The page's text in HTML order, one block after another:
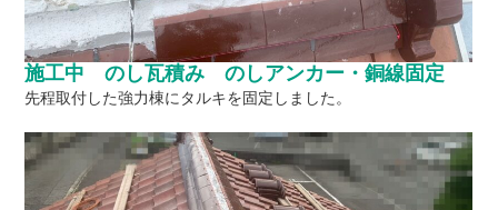
施工中 のし瓦積み のしアンカー・銅線固定
先程取付した強力棟にタルキを固定しました。